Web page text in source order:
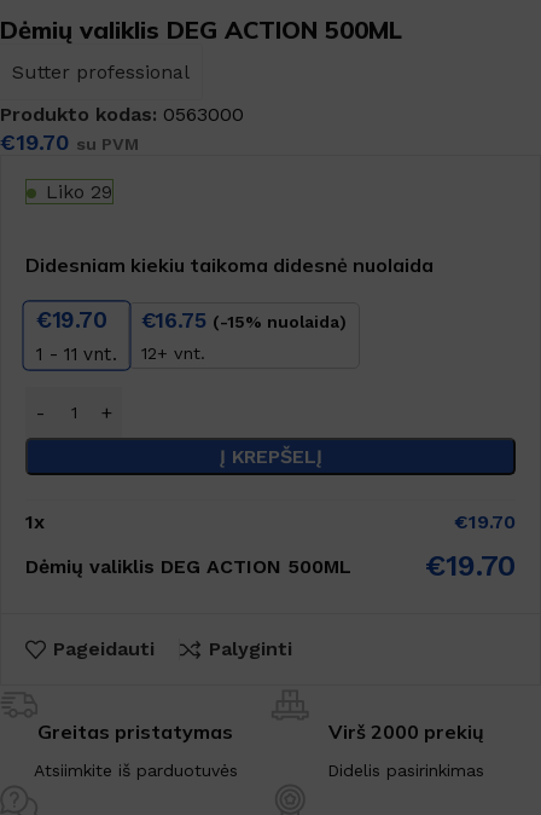
Dėmių valiklis DEG ACTION 500ML
Sutter professional
Produkto kodas: 0563000
€19.70 su PVM
Liko 29
Didesniam kiekiu taikoma didesnė nuolaida
€19.70
1 - 11 vnt.
€16.75 (-15% nuolaida)
12+ vnt.
Į KREPŠELĮ
1x €19.70
Dėmių valiklis DEG ACTION 500ML
€19.70
Pageidauti Palyginti
Greitas pristatymas
Atsiimkite iš parduotuvės
Virš 2000 prekių
Didelis pasirinkimas